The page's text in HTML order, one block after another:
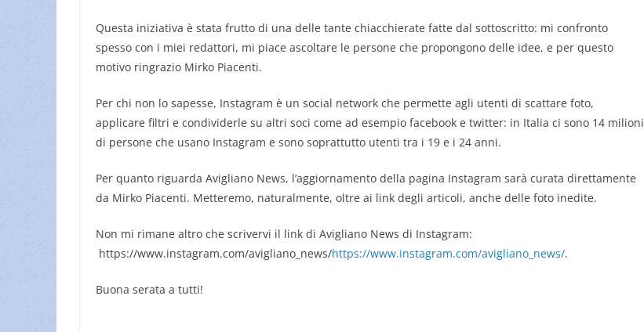
Questa iniziativa è stata frutto di una delle tante chiacchierate fatte dal sottoscritto: mi confronto
spesso con i miei redattori, mi piace ascoltare le persone che propongono delle idee, e per questo
motivo ringrazio Mirko Piacenti.
Per chi non lo sapesse, Instagram è un social network che permette agli utenti di scattare foto,
applicare filtri e condividerle su altri soci come ad esempio facebook e twitter: in Italia ci sono 14 milioni
di persone che usano Instagram e sono soprattutto utenti tra i 19 e i 24 anni.
Per quanto riguarda Avigliano News, l’aggiornamento della pagina Instagram sarà curata direttamente
da Mirko Piacenti. Metteremo, naturalmente, oltre ai link degli articoli, anche delle foto inedite.
Non mi rimane altro che scrivervi il link di Avigliano News di Instagram:
https://www.instagram.com/avigliano_news/https://www.instagram.com/avigliano_news/.
Buona serata a tutti!